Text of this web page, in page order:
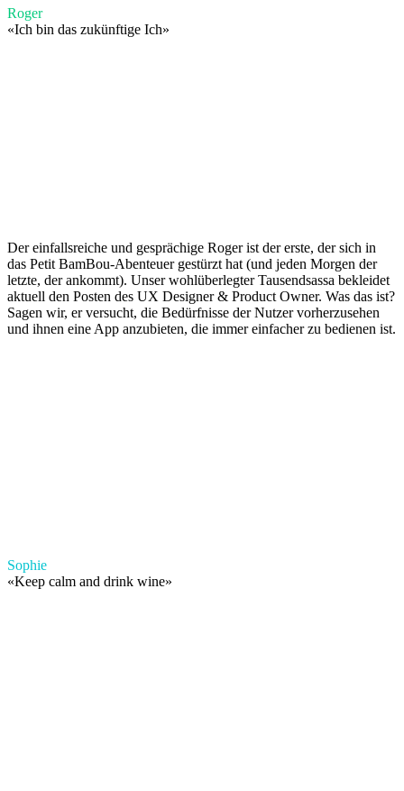
Roger
«Ich bin das zukünftige Ich»
Der einfallsreiche und gesprächige Roger ist der erste, der sich in
das Petit BamBou-Abenteuer gestürzt hat (und jeden Morgen der
letzte, der ankommt). Unser wohlüberlegter Tausendsassa bekleidet
aktuell den Posten des UX Designer & Product Owner. Was das ist?
Sagen wir, er versucht, die Bedürfnisse der Nutzer vorherzusehen
und ihnen eine App anzubieten, die immer einfacher zu bedienen ist.
Sophie
«Keep calm and drink wine»